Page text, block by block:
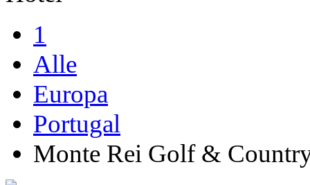
1
Alle
Europa
Portugal
Monte Rei Golf &